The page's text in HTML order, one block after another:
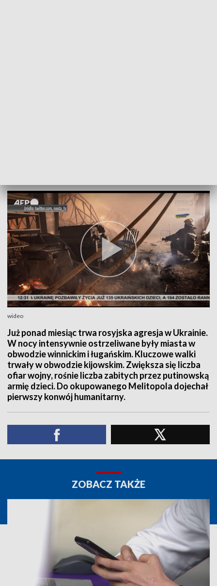
wideo
Już ponad miesiąc trwa rosyjska agresja w Ukrainie.
W nocy intensywnie ostrzeliwane były miasta w
obwodzie winnickim i ługańskim. Kluczowe walki
trwały w obwodzie kijowskim. Zwiększa się liczba
ofiar wojny, rośnie liczba zabitych przez putinowską
armię dzieci. Do okupowanego Melitopola dojechał
pierwszy konwój humanitarny.
ZOBACZ TAKŻE